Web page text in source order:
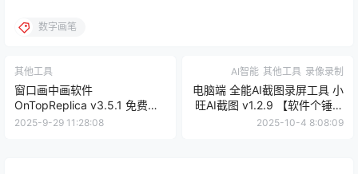
数字画笔
其他工具
窗口画中画软件
OnTopReplica v3.5.1 免费版
【软件个锤子·R4531】
2025-9-29 11:28:08
AI智能 其他工具 录像录制
电脑端 全能AI截图录屏工具 小
旺AI截图 v1.2.9 【软件个锤子
·R4045】
2025-10-4 8:08:09